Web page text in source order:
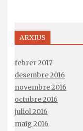
ARXIUS
febrer 2017
desembre 2016
novembre 2016
octubre 2016
juliol 2016
maig 2016